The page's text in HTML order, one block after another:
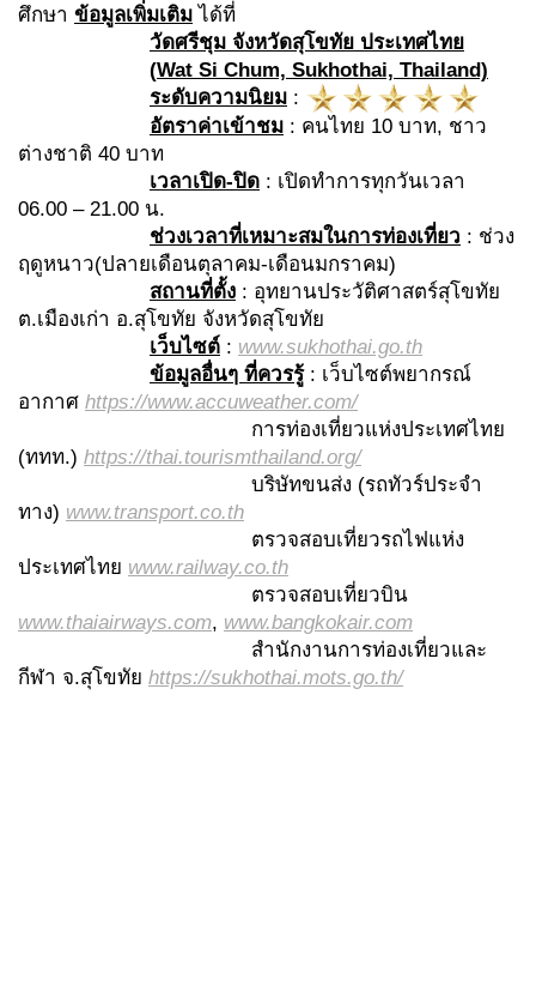
ศึกษา ข้อมูลเพิ่มเติม ได้ที่
วัดศรีชุม จังหวัดสุโขทัย ประเทศไทย
(Wat Si Chum, Sukhothai, Thailand)
ระดับความนิยม :
อัตราค่าเข้าชม : คนไทย 10 บาท, ชาว
ต่างชาติ 40 บาท
เวลาเปิด-ปิด : เปิดทำการทุกวันเวลา
06.00 – 21.00 น.
ช่วงเวลาที่เหมาะสมในการท่องเที่ยว : ช่วง
ฤดูหนาว(ปลายเดือนตุลาคม-เดือนมกราคม)
สถานที่ตั้ง : อุทยานประวัติศาสตร์สุโขทัย
ต.เมืองเก่า อ.สุโขทัย จังหวัดสุโขทัย
เว็บไซต์ : www.sukhothai.go.th
ข้อมูลอื่นๆ ที่ควรรู้ : เว็บไซต์พยากรณ์
อากาศ https://www.accuweather.com/
การท่องเที่ยวแห่งประเทศไทย
(ททท.) https://thai.tourismthailand.org/
บริษัทขนส่ง (รถทัวร์ประจำ
ทาง) www.transport.co.th
ตรวจสอบเที่ยวรถไฟแห่ง
ประเทศไทย www.railway.co.th
ตรวจสอบเที่ยวบิน
www.thaiairways.com, www.bangkokair.com
สำนักงานการท่องเที่ยวและ
กีฬา จ.สุโขทัย https://sukhothai.mots.go.th/